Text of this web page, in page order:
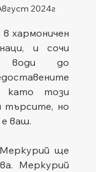
2024г
хармоничен
и сочи
води до
като този
търсите, но
ваш.
ще
Меркурий